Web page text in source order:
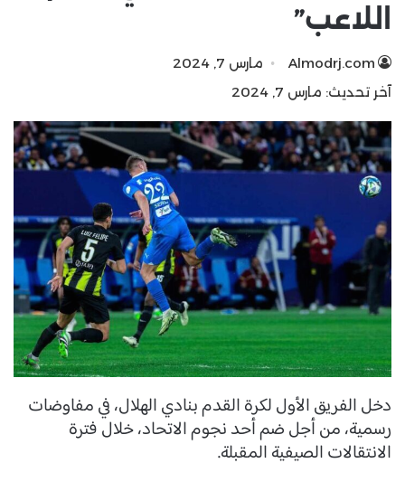
اللاعب”
Almodrj.com
مارس 7, 2024
آخر تحديث: مارس 7, 2024
دخل الفريق الأول لكرة القدم بنادي الهلال، في مفاوضات
رسمية، من أجل ضم أحد نجوم الاتحاد، خلال فترة
الانتقالات الصيفية المقبلة.